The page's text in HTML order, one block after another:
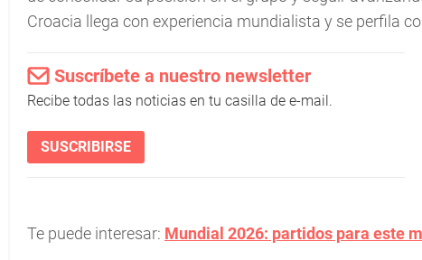
Croacia llega con experiencia mundialista y se perfila
Suscríbete a nuestro newsletter
Recibe todas las noticias en tu casilla de e-mail.
SUSCRIBIRSE
Te puede interesar: Mundial 2026: partidos para este